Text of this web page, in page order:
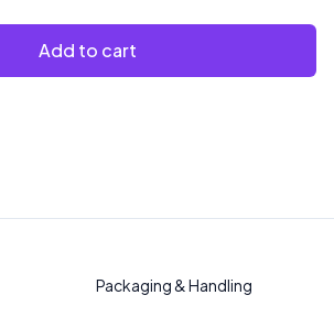
Add to cart
Packaging & Handling